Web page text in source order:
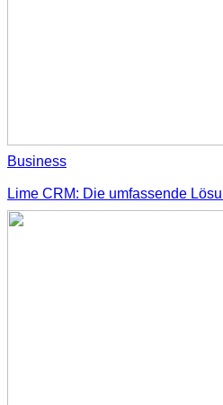
Business
Lime CRM: Die umfassende